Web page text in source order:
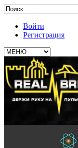
Войти
Регистрация